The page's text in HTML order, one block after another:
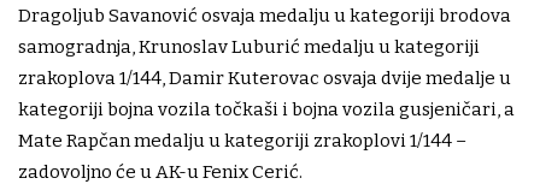
Dragoljub Savanović osvaja medalju u kategoriji brodova
samogradnja, Krunoslav Luburić medalju u kategoriji
zrakoplova 1/144, Damir Kuterovac osvaja dvije medalje u
kategoriji bojna vozila točkaši i bojna vozila gusjeničari, a
Mate Rapčan medalju u kategoriji zrakoplovi 1/144 –
zadovoljno će u AK-u Fenix Cerić.